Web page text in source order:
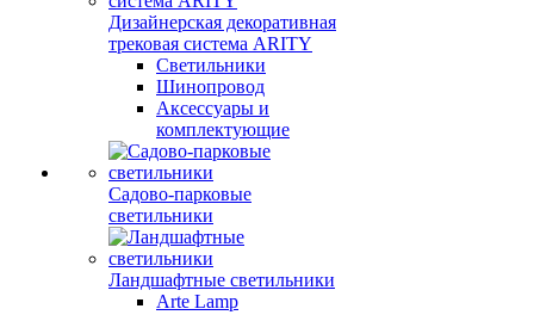
Дизайнерская декоративная
трековая система ARITY
Светильники
Шинопровод
Аксессуары и
комплектующие
Садово-парковые
светильники
Ландшафтные светильники
Arte Lamp